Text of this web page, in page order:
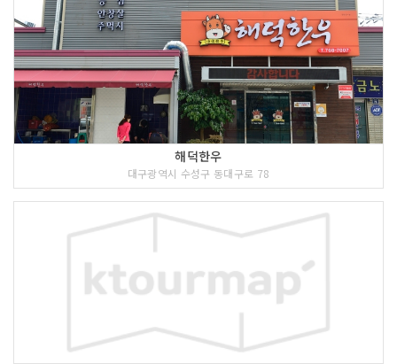
해덕한우
대구광역시 수성구 동대구로 78